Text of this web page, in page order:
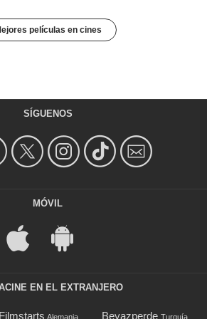
películas en cines
SÍGUENOS
MÓVIL
EN EL EXTRANJERO
Filmstarts Alemania Beyazperde Turquía